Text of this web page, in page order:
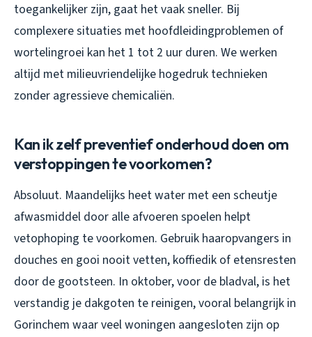
toegankelijker zijn, gaat het vaak sneller. Bij
complexere situaties met hoofdleidingproblemen of
wortelingroei kan het 1 tot 2 uur duren. We werken
altijd met milieuvriendelijke hogedruk technieken
zonder agressieve chemicaliën.
Kan ik zelf preventief onderhoud doen om
verstoppingen te voorkomen?
Absoluut. Maandelijks heet water met een scheutje
afwasmiddel door alle afvoeren spoelen helpt
vetophoping te voorkomen. Gebruik haaropvangers in
douches en gooi nooit vetten, koffiedik of etensresten
door de gootsteen. In oktober, voor de bladval, is het
verstandig je dakgoten te reinigen, vooral belangrijk in
Gorinchem waar veel woningen aangesloten zijn op